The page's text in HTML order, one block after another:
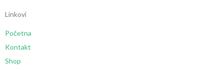
Linkovi
Početna
Kontakt
Shop